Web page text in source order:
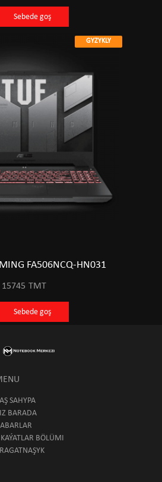
Sebede goş
GYZYKLY
FA506NCQ-HN031
15745 TMT
Sebede goş
SAHYPA
BARADA
BÖLÜMI